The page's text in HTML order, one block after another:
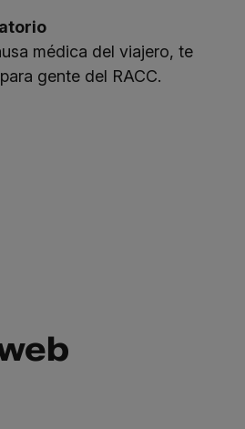
médica del viajero, te
gente del RACC.